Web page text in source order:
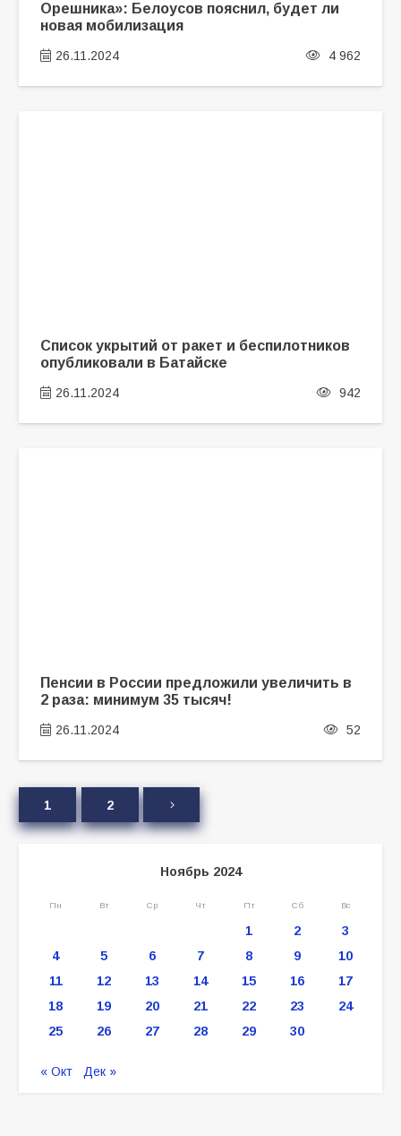
Орешника»: Белоусов пояснил, будет ли
новая мобилизация
26.11.2024 4 962
Список укрытий от ракет и беспилотников
опубликовали в Батайске
26.11.2024 942
Пенсии в России предложили увеличить в
2 раза: минимум 35 тысяч!
26.11.2024 52
1 2
Ноябрь 2024
Пн Вт Ср Чт Пт Сб Вс
1 2
3
4
5 6 7 8 9
10
11
12 13 14 15 16
17
18
19 20 21 22 23
24
25
26 27 28 29 30
« Окт Дек »